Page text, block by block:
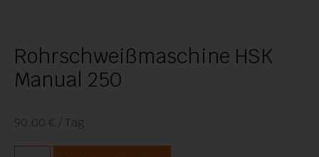
Rohrschweißmaschine HSK
Manual 250
90,00 € / Tag